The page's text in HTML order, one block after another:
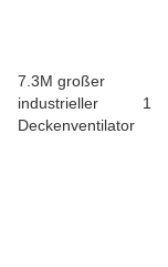
7.3M großer
industrieller
Deckenventilator
1